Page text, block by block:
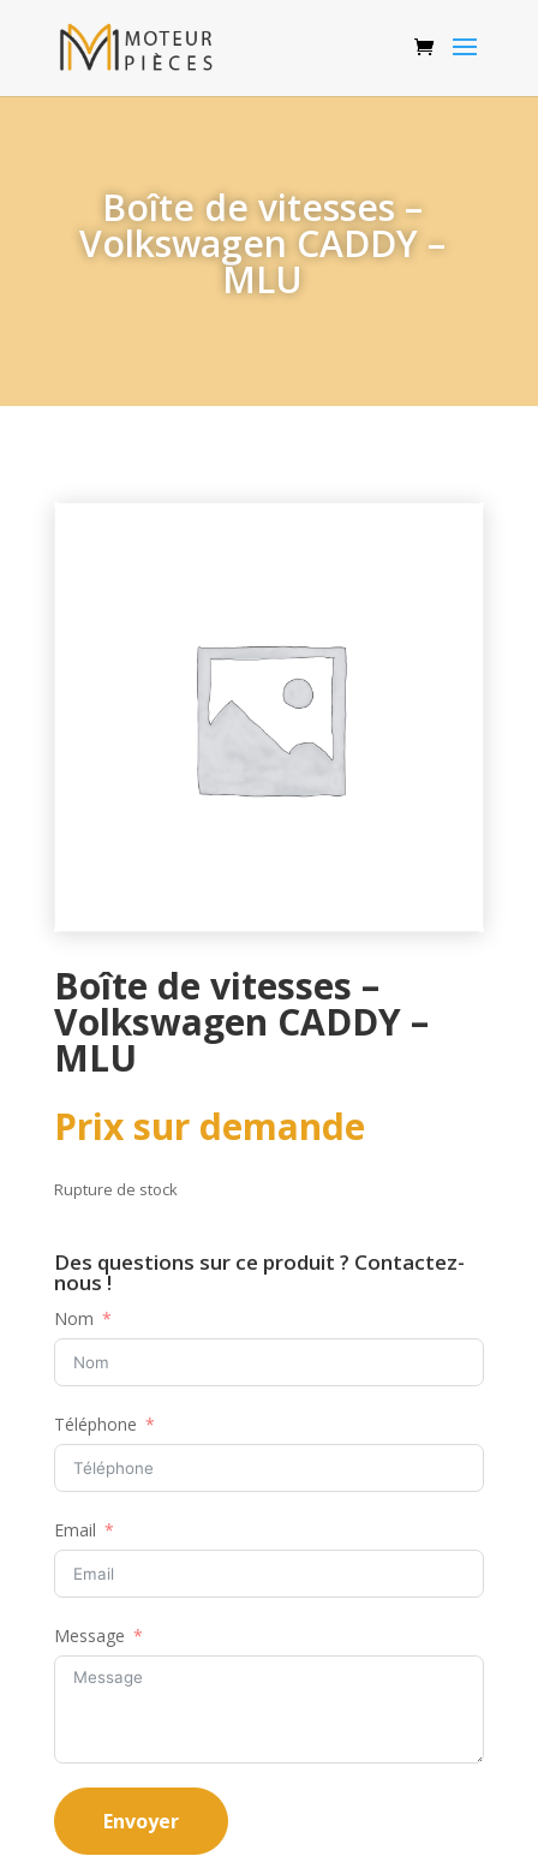
Boîte de vitesses –
Volkswagen CADDY –
MLU
Boîte de vitesses –
Volkswagen CADDY –
MLU
Prix sur demande
Rupture de stock
Des questions sur ce produit ? Contactez-
nous !
Nom
Téléphone
Email
Message
Envoyer